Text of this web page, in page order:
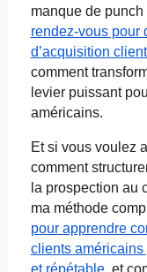
manque de
rendez-vous pour
d’acquisition
comment
levier puissant
américains.
Et si vous voulez
comment
la prospection au
ma méthode
pour apprendre
clients